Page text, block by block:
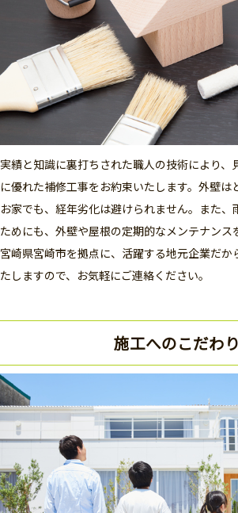
実績と知識に裏打ちされた職人の技術により、
に優れた補修工事をお約束いたします。外壁は
お家でも、経年劣化は避けられません。また、
ためにも、外壁や屋根の定期的なメンテナンス
宮崎県宮崎市を拠点に、活躍する地元企業だか
たしますので、お気軽にご連絡ください。
施工へのこだわり